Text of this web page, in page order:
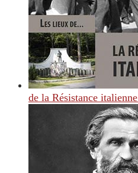
de la Résistance italienne